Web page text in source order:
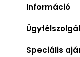
Információ
Speciális